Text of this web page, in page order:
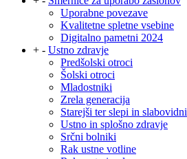
Uporabne povezave
Kvalitetne spletne vsebine
Digitalno pametni 2024
+ - Ustno zdravje
Predšolski otroci
Šolski otroci
Mladostniki
Zrela generacija
Starejši ter slepi in slabovidni
Ustno in splošno zdravje
Srčni bolniki
Rak ustne votline